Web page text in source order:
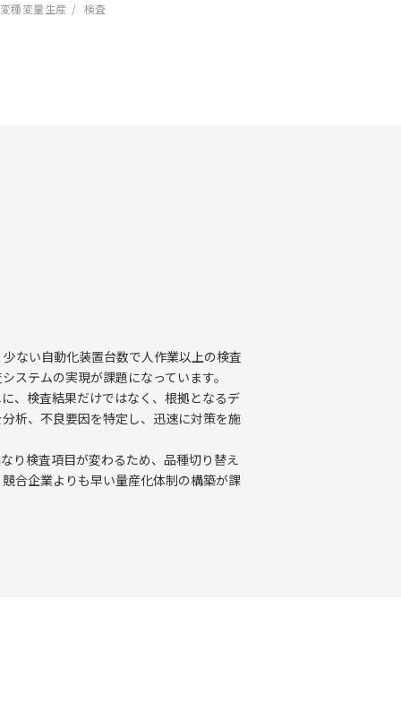
変種変量生産 検査
ない自動化装置台数で人作業以上の検査
ステムの実現が課題になっています。
、検査結果だけではなく、根拠となるデ
析、不良要因を特定し、迅速に対策を施
り検査項目が変わるため、品種切り替え
合企業よりも早い量産化体制の構築が課